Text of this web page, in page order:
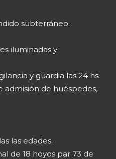
subterráneo.
iluminadas y
y guardia las 24 hs.
admisión de huéspedes,
las edades.
de 18 hoyos par 73 de